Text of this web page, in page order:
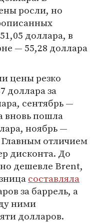
росли, но
доллара, в
— 55,28 доллара
цены резко
доллара за
сентябрь —
вновь пошла
ноябрь —
Главным отличием
дисконта. До
дешевле Brent,
составляла
за баррель, а
ними
долларов.